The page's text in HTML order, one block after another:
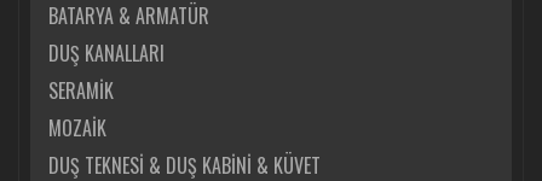
BATARYA & ARMATÜR
DUŞ KANALLARI
SERAMİK
MOZAİK
DUŞ TEKNESİ & DUŞ KABİNİ & KÜVET